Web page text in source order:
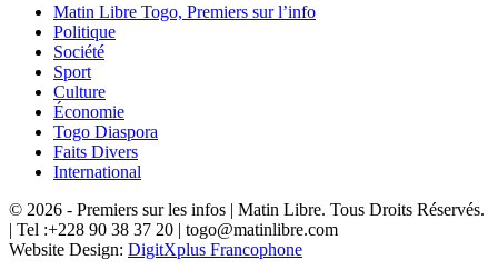
Matin Libre Togo, Premiers sur l’info
Politique
Société
Sport
Culture
Économie
Togo Diaspora
Faits Divers
International
© 2026 - Premiers sur les infos | Matin Libre. Tous Droits Réservés.
| Tel :+228 90 38 37 20 | togo@matinlibre.com
Website Design: DigitXplus Francophone